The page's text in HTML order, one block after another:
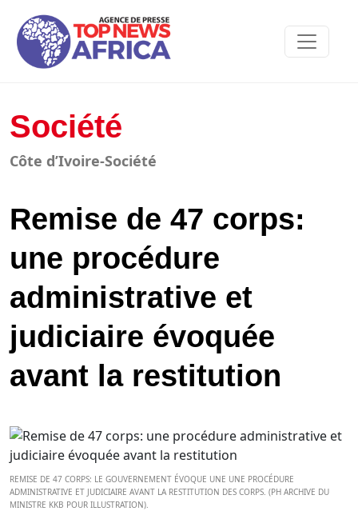
Société
Côte d’Ivoire-Société
Remise de 47 corps:
une procédure
administrative et
judiciaire évoquée
avant la restitution
REMISE DE 47 CORPS: LE GOUVERNEMENT ÉVOQUE UNE UNE PROCÉDURE
ADMINISTRATIVE ET JUDICIAIRE AVANT LA RESTITUTION DES CORPS. (PH ARCHIVE DU
MINISTRE KKB POUR ILLUSTRATION).